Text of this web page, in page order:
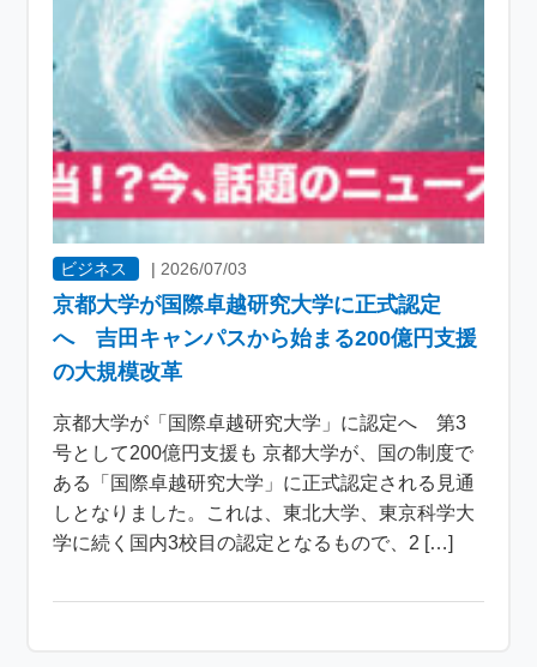
ビジネス |2026/07/03
京都大学が国際卓越研究大学に正式認定
へ 吉田キャンパスから始まる200億円支援
の大規模改革
京都大学が「国際卓越研究大学」に認定へ 第3
号として200億円支援も 京都大学が、国の制度で
ある「国際卓越研究大学」に正式認定される見通
しとなりました。これは、東北大学、東京科学大
学に続く国内3校目の認定となるもので、2 […]